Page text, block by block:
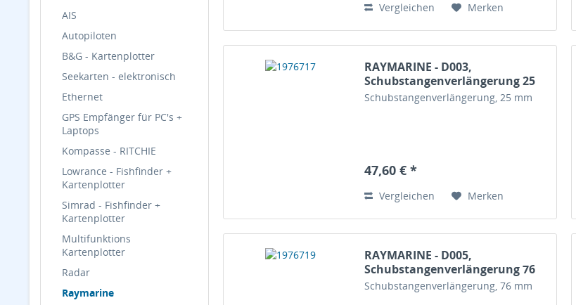
AIS
Autopiloten
B&G - Kartenplotter
Seekarten - elektronisch
Ethernet
GPS Empfänger für PC's +
Laptops
Kompasse - RITCHIE
Lowrance - Fishfinder +
Kartenplotter
Simrad - Fishfinder +
Kartenplotter
Multifunktions
Kartenplotter
Radar
Raymarine
Vergleichen Merken
RAYMARINE - D003,
Schubstangenverlängerung 25
mm
Schubstangenverlängerung, 25 mm
47,60 € *
Vergleichen Merken
RAYMARINE - D005,
Schubstangenverlängerung 76
mm
Schubstangenverlängerung, 76 mm